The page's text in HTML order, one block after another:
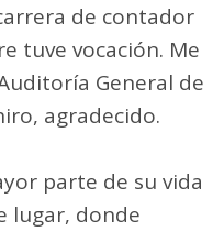
de contador
tuve vocación. Me
General de
agradecido.
parte de su vida
lugar, donde